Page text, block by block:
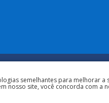
semelhantes para melhorar
nosso site, você concorda com a